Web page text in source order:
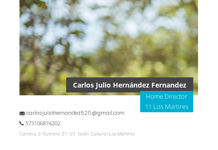
Carlos Julio Hernández Fernandez
Home Director
11 Los Martires
carlosjuliohernandez520@gmail.com
573106874202
Carrera 3 Numero 37- 01 Salón Cultural Los Mártires